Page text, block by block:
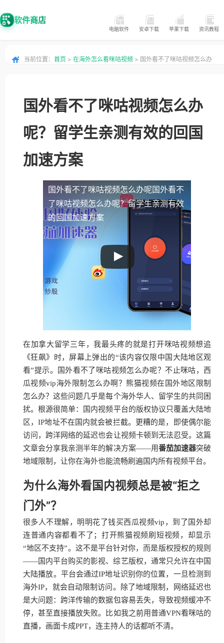
软件商店
电脑软件 安卓下载 苹果下载 资讯教程
当前位置： 首页 > 在海外怎么看咪咕视频 > 国外看不了咪咕视频怎么办
国外看不了咪咕视频怎么办
呢？留学生亲测有效的回国
加速方案
国外看不了咪咕视频怎么办呢国外看不
了咪咕视频怎么办呢？留学生亲测有效
的回国加速方案
在加拿大留学三年，我最头疼的就是打开咪咕视频想追
《狂飙》时，屏幕上弹出的“该内容仅限中国大陆地区观
看”提示。国外看不了咪咕视频怎么办呢？不止咪咕，西
瓜视频vip海外限制怎么办啊？熊猫视频在国外地区限制
怎么办？这些问题几乎是每个海外华人、留学生的共同困
扰。根源很简单：国内视频平台的版权协议只覆盖大陆地
区，IP地址不在国内就会被拦截。更糟的是，即使偶尔能
访问，跨洋网络的延迟也会让视频卡顿到无法忍受。这篇
文章会分享我亲测半年的解决方案——用番茄加速器突破
地域限制，让你在海外也能流畅刷遍国内所有视频平台。
为什么海外看国内视频总是被“拒之
门外”？
很多人不理解，明明花了钱买西瓜视频vip，到了国外却
连普通内容都看不了；打开熊猫视频刷短视频，却显示
“地区不支持”。这不是平台针对你，而是版权授权的规则
——国内平台购买的影视、综艺版权，通常只允许在中国
大陆播放。平台会通过IP地址识别你的位置，一旦检测到
海外IP，就会自动限制访问。除了地域限制，网络延迟也
是大问题：跨洋传输的数据包容易丢失，导致视频缓冲不
停，甚至直接播放失败。比如我之前用普通VPN看咪咕的
直播，画面卡成PPT，连主持人的话都听不清。